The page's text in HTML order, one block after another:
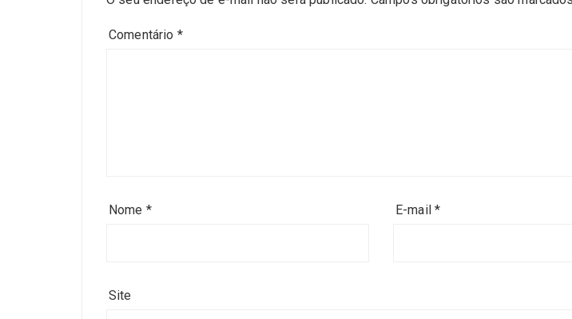
Comentário *
Nome * E-mail*
Site